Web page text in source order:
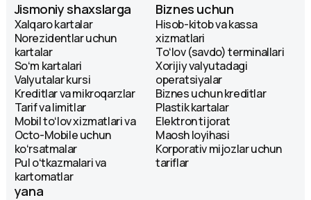
Jismoniy shaxslarga
Xalqaro kartalar
Norezidentlar uchun
kartalar
Soʻm kartalari
Valyutalar kursi
Kreditlar va mikroqarzlar
Tarif va limitlar
Mobil toʻlov xizmatlari va
Octo-Mobile uchun
koʻrsatmalar
Pul oʻtkazmalari va
kartomatlar
Biznes uchun
Hisob-kitob va kassa
xizmatlari
Toʻlov (savdo) terminallari
Xorijiy valyutadagi
operatsiyalar
Biznes uchun kreditlar
Plastik kartalar
Elektron tijorat
Maosh loyihasi
Korporativ mijozlar uchun
tariflar
yana